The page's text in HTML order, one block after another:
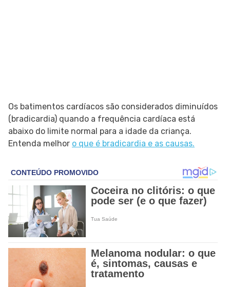
Os batimentos cardíacos são considerados diminuídos
(bradicardia) quando a frequência cardíaca está
abaixo do limite normal para a idade da criança.
Entenda melhor o que é bradicardia e as causas.